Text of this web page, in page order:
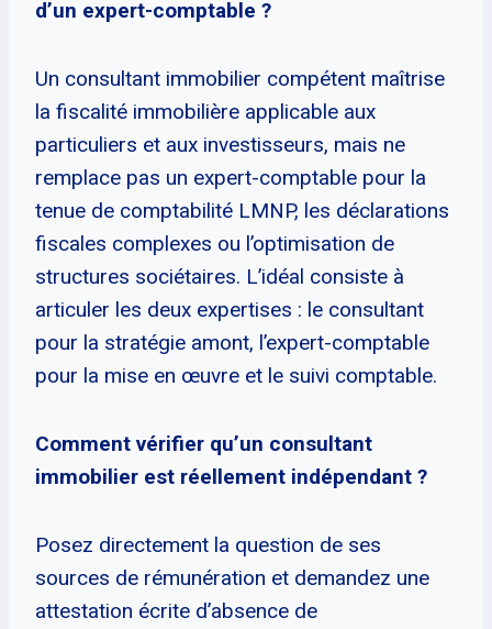
d’un expert-comptable ?
Un consultant immobilier compétent maîtrise
la fiscalité immobilière applicable aux
particuliers et aux investisseurs, mais ne
remplace pas un expert-comptable pour la
tenue de comptabilité LMNP, les déclarations
fiscales complexes ou l’optimisation de
structures sociétaires. L’idéal consiste à
articuler les deux expertises : le consultant
pour la stratégie amont, l’expert-comptable
pour la mise en œuvre et le suivi comptable.
Comment vérifier qu’un consultant
immobilier est réellement indépendant ?
Posez directement la question de ses
sources de rémunération et demandez une
attestation écrite d’absence de